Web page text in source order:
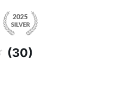
(30)